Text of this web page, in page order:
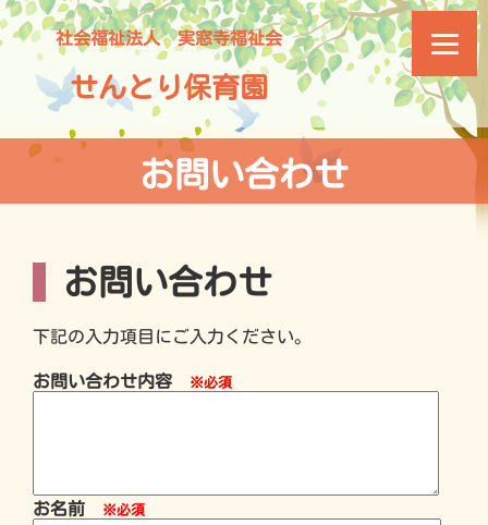
社会福祉法人 実窓寺福祉会
せんとり保育園
お問い合わせ
お問い合わせ
下記の入力項目にご入力ください。
お問い合わせ内容 ※必須
お名前 ※必須